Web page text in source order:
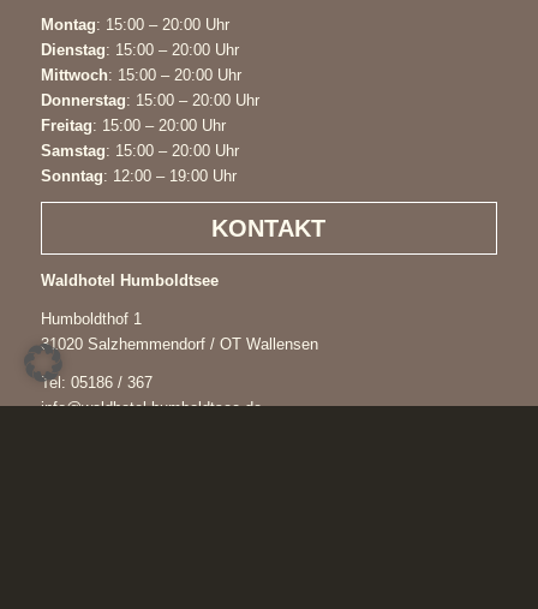
Montag: 15:00 – 20:00 Uhr
Dienstag: 15:00 – 20:00 Uhr
Mittwoch: 15:00 – 20:00 Uhr
Donnerstag: 15:00 – 20:00 Uhr
Freitag: 15:00 – 20:00 Uhr
Samstag: 15:00 – 20:00 Uhr
Sonntag: 12:00 – 19:00 Uhr
KONTAKT
Waldhotel Humboldtsee
Humboldthof 1
31020 Salzhemmendorf / OT Wallensen
Tel: 05186 / 367
info@waldhotel-humboldtsee.de